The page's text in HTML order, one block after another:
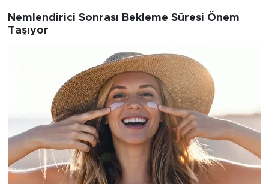
Nemlendirici Sonrası Bekleme Süresi Önem
Taşıyor